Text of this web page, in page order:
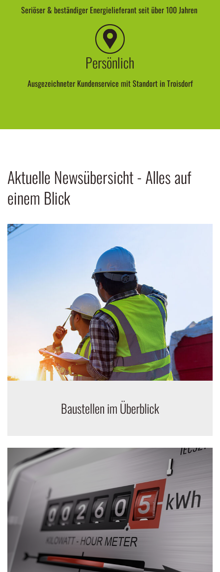
Persönlich
Ausgezeichneter Kundenservice mit Standort in Troisdorf
einem Blick